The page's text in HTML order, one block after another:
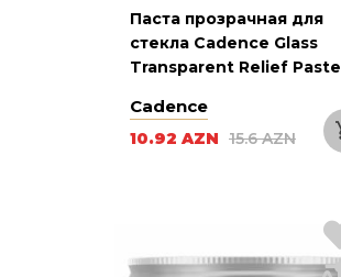
Паста прозрачная для
стекла Cadence Glass
Transparent Relief Paste
Cadence
10.92 AZN 15.6 AZN